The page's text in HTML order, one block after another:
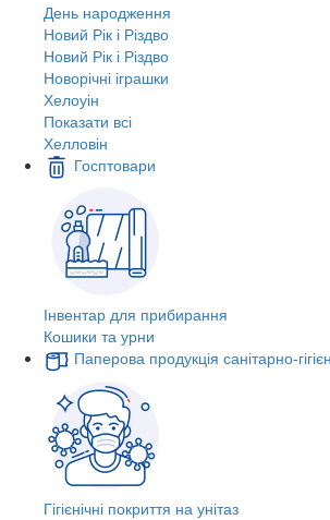
День народження
Новий Рік і Різдво
Новий Рік і Різдво
Новорічні іграшки
Хелоуін
Показати всі
Хелловін
Госптовари
Інвентар для прибирання
Кошики та урни
Паперова продукція санітарно-
Гігієнічні покриття на унітаз